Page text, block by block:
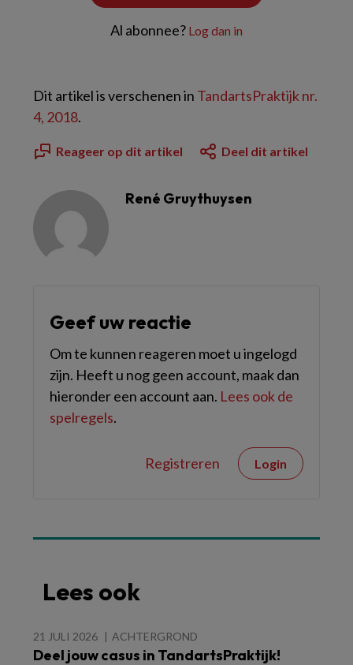
Al abonnee? Log dan in
Dit artikel is verschenen in TandartsPraktijk nr.
4, 2018.
Reageer op dit artikel Deel dit artikel
René Gruythuysen
Geef uw reactie
Om te kunnen reageren moet u ingelogd
zijn. Heeft u nog geen account, maak dan
hieronder een account aan. Lees ook de
spelregels.
Registreren Login
Lees ook
21 JULI 2026 ACHTERGROND
Deel jouw casus in TandartsPraktijk!